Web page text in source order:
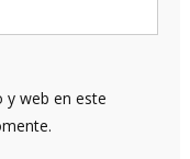
y web en este